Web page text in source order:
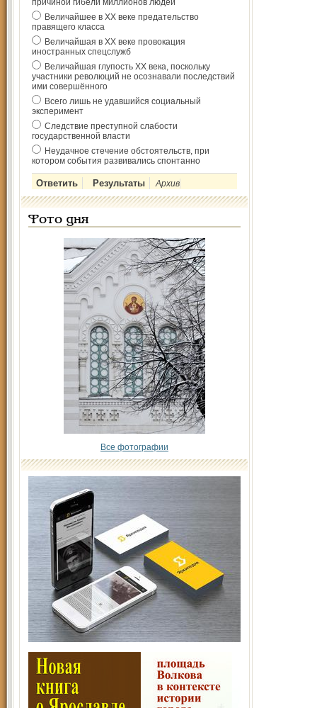
причиной гибели миллионов людей
Величайшее в ХХ веке предательство
правящего класса
Величайшая в ХХ веке провокация
иностранных спецслужб
Величайшая глупость ХХ века, поскольку
участники революций не осознавали последствий
ими совершённого
Всего лишь не удавшийся социальный
эксперимент
Следствие преступной слабости
государственной власти
Неудачное стечение обстоятельств, при
котором события развивались спонтанно
Архив
Фото дня
Все фотографии